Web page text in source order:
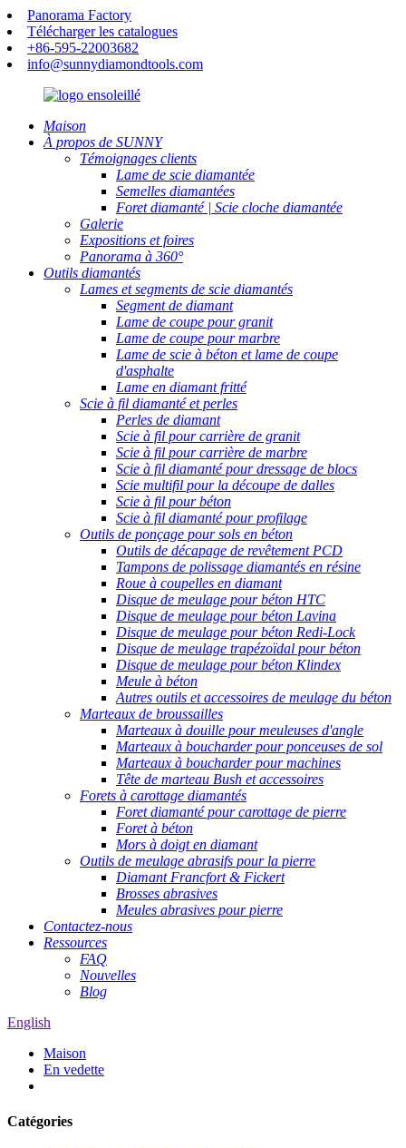
Panorama Factory
Télécharger les catalogues
+86-595-22003682
info@sunnydiamondtools.com
Maison
À propos de SUNNY
Témoignages clients
Lame de scie diamantée
Semelles diamantées
Foret diamanté | Scie cloche diamantée
Galerie
Expositions et foires
Panorama à 360°
Outils diamantés
Lames et segments de scie diamantés
Segment de diamant
Lame de coupe pour granit
Lame de coupe pour marbre
Lame de scie à béton et lame de coupe
d'asphalte
Lame en diamant fritté
Scie à fil diamanté et perles
Perles de diamant
Scie à fil pour carrière de granit
Scie à fil pour carrière de marbre
Scie à fil diamanté pour dressage de blocs
Scie multifil pour la découpe de dalles
Scie à fil pour béton
Scie à fil diamanté pour profilage
Outils de ponçage pour sols en béton
Outils de décapage de revêtement PCD
Tampons de polissage diamantés en résine
Roue à coupelles en diamant
Disque de meulage pour béton HTC
Disque de meulage pour béton Lavina
Disque de meulage pour béton Redi-Lock
Disque de meulage trapézoïdal pour béton
Disque de meulage pour béton Klindex
Meule à béton
Autres outils et accessoires de meulage du béton
Marteaux de broussailles
Marteaux à douille pour meuleuses d'angle
Marteaux à boucharder pour ponceuses de sol
Marteaux à boucharder pour machines
Tête de marteau Bush et accessoires
Forets à carottage diamantés
Foret diamanté pour carottage de pierre
Foret à béton
Mors à doigt en diamant
Outils de meulage abrasifs pour la pierre
Diamant Francfort & Fickert
Brosses abrasives
Meules abrasives pour pierre
Contactez-nous
Ressources
FAQ
Nouvelles
Blog
English
Maison
En vedette
Catégories